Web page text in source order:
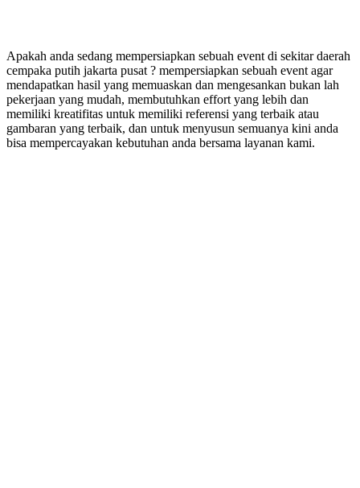
Apakah anda sedang mempersiapkan sebuah event di sekitar daerah
cempaka putih jakarta pusat ? mempersiapkan sebuah event agar
mendapatkan hasil yang memuaskan dan mengesankan bukan lah
pekerjaan yang mudah, membutuhkan effort yang lebih dan
memiliki kreatifitas untuk memiliki referensi yang terbaik atau
gambaran yang terbaik, dan untuk menyusun semuanya kini anda
bisa mempercayakan kebutuhan anda bersama layanan kami.